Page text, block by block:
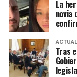
La
novia
Tras